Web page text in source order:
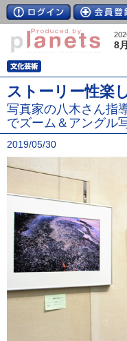
8
ストーリー性楽
写真家の八木さん指
でズーム＆アングル
2019/05/30